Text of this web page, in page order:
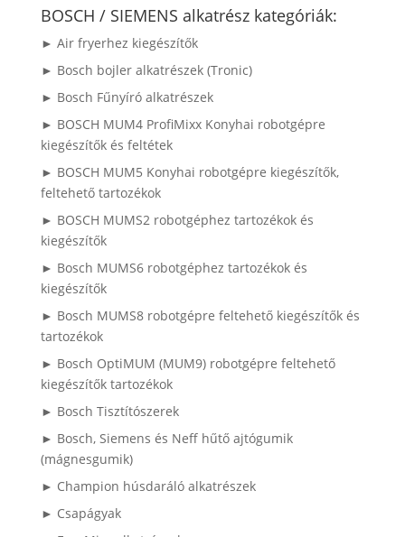
következőre:
BOSCH / SIEMENS alkatrész kategóriák:
► Air fryerhez kiegészítők
► Bosch bojler alkatrészek (Tronic)
► Bosch Fűnyíró alkatrészek
► BOSCH MUM4 ProfiMixx Konyhai robotgépre
kiegészítők és feltétek
► BOSCH MUM5 Konyhai robotgépre kiegészítők,
feltehető tartozékok
► BOSCH MUMS2 robotgéphez tartozékok és
kiegészítők
► Bosch MUMS6 robotgéphez tartozékok és
kiegészítők
► Bosch MUMS8 robotgépre feltehető kiegészítők és
tartozékok
► Bosch OptiMUM (MUM9) robotgépre feltehető
kiegészítők tartozékok
► Bosch Tisztítószerek
► Bosch, Siemens és Neff hűtő ajtógumik
(mágnesgumik)
► Champion húsdaráló alkatrészek
► Csapágyak